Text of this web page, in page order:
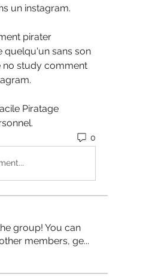
un instagram.
pirater
quelqu'un sans son
no study comment
Piratage
0
group! You can
members, ge...